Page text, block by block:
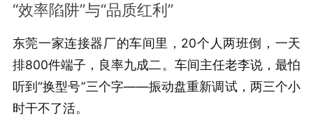
“效率陷阱”与“品质红利”
东莞一家连接器厂的车间里，20个人两班倒，一天
排800件端子，良率九成二。车间主任老李说，最怕
听到“换型号”三个字——振动盘重新调试，两三个小
时干不了活。